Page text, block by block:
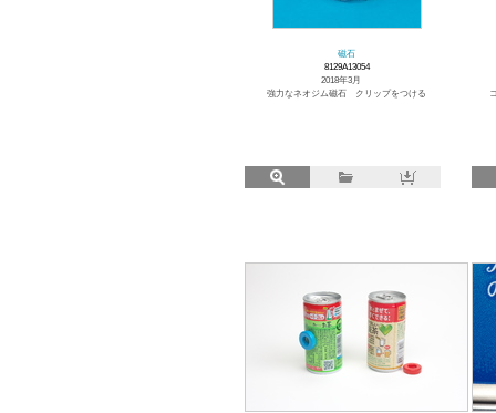
磁石
8129A13054
2018年3月
強力なネオジム磁石 クリップをつける